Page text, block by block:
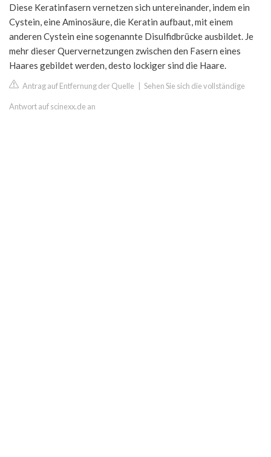
Diese Keratinfasern vernetzen sich untereinander, indem ein
Cystein, eine Aminosäure, die Keratin aufbaut, mit einem
anderen Cystein eine sogenannte Disulfidbrücke ausbildet. Je
mehr dieser Quervernetzungen zwischen den Fasern eines
Haares gebildet werden, desto lockiger sind die Haare.
Antrag auf Entfernung der Quelle Sehen Sie sich die vollständige
Antwort auf scinexx.de an